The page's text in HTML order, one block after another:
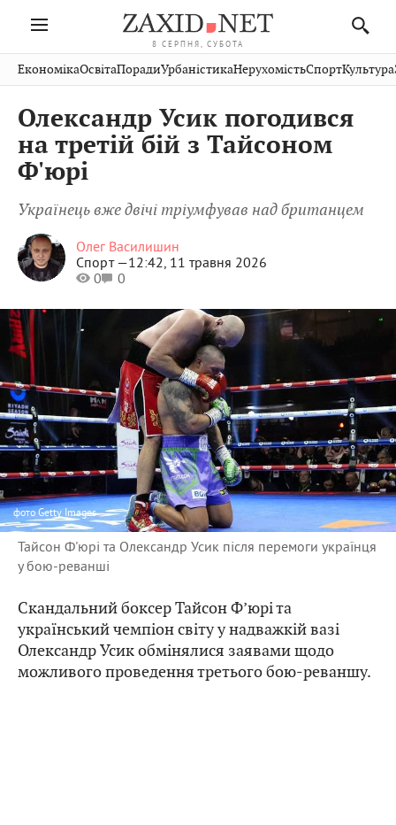
8 СЕРПНЯ, СУБОТА
Івано-
Франківськ
Волинь
Закарпаття
Рівне
Чернівці
Стрий
Хмельницький
Публікації
Авто СловкоКультура
Кіно Дім СпортКраєзнавство
ФотоОсвітаНерухомість
Домашні
ЕкономікаОсвітаПорадиУрбаністикаНерухомістьСпортКультура
Олександр Усик погодився
на третій бій з Тайсоном
Ф'юрі
Українець вже двічі тріумфував над британцем
Олег Василишин
Спорт —12:42, 11 травня 2026
0
0
фотоGetty Images
Тайсон Ф'юрі та Олександр Усик після перемоги українця
у бою-реванші
Скандальний боксер Тайсон Ф’юрі та
український чемпіон світу у надважкій вазі
Олександр Усик обмінялися заявами щодо
можливого проведення третього бою-реваншу.